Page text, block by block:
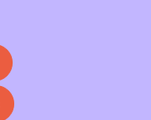
om 14:55